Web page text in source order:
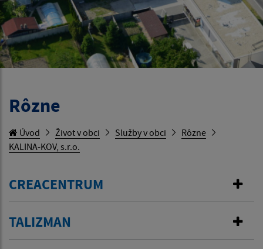
Rôzne
Úvod Život v obci Služby v obci
Rôzne
KALINA-KOV, s.r.o.
CREACENTRUM
TALIZMAN